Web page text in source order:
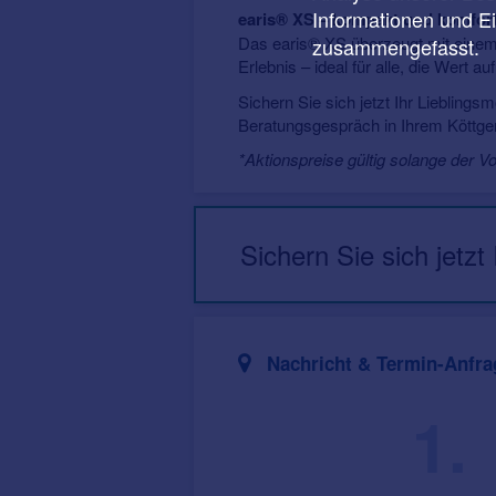
earis® XS – kompakt und
Das earis® XS überzeugt mit
Erlebnis – ideal für alle, die Wert
Sichern Sie sich jetzt Ihr
Beratungsgespräch in Ihrem
*Aktionspreise gültig solange der
Sichern Sie sich
Nachricht & Termin-
Informationen und
zusammengefasst.